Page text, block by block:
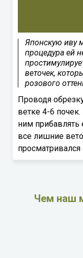
Японскую иву
процедура ей
веточек,
розового
Проводя
ветке 4-6
ним прибавлять
все лишние
Чем наш